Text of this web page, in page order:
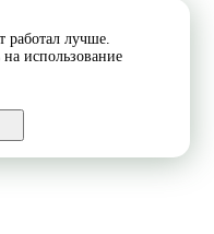
работал лучше.
на использование